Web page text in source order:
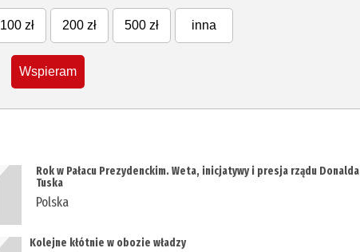
100 zł 200 zł 500 zł inna
Wspieram
Rok w Pałacu Prezydenckim. Weta, inicjatywy i presja rządu Donalda
Tuska
Polska
Kolejne kłótnie w obozie władzy